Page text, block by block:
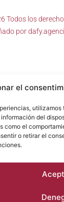
el
del
como el
o retirar el
Todos los
por